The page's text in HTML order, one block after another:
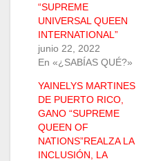
“SUPREME
UNIVERSAL QUEEN
INTERNATIONAL”
junio 22, 2022
En «¿SABÍAS QUÉ?»
YAINELYS MARTINES
DE PUERTO RICO,
GANO “SUPREME
QUEEN OF
NATIONS”REALZA LA
INCLUSIÓN, LA